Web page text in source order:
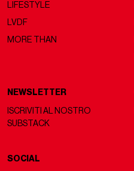
LIFESTYLE
LVDF
MORE THAN
NEWSLETTER
ISCRIVITI AL NOSTRO
SUBSTACK
SOCIAL